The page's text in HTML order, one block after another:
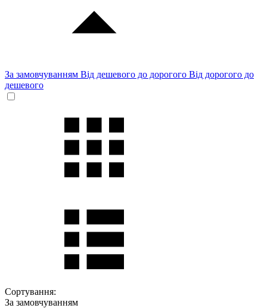
За замовчуванням Від дешевого до дорогого Від дорогого до
дешевого
Сортування:
За замовчуванням